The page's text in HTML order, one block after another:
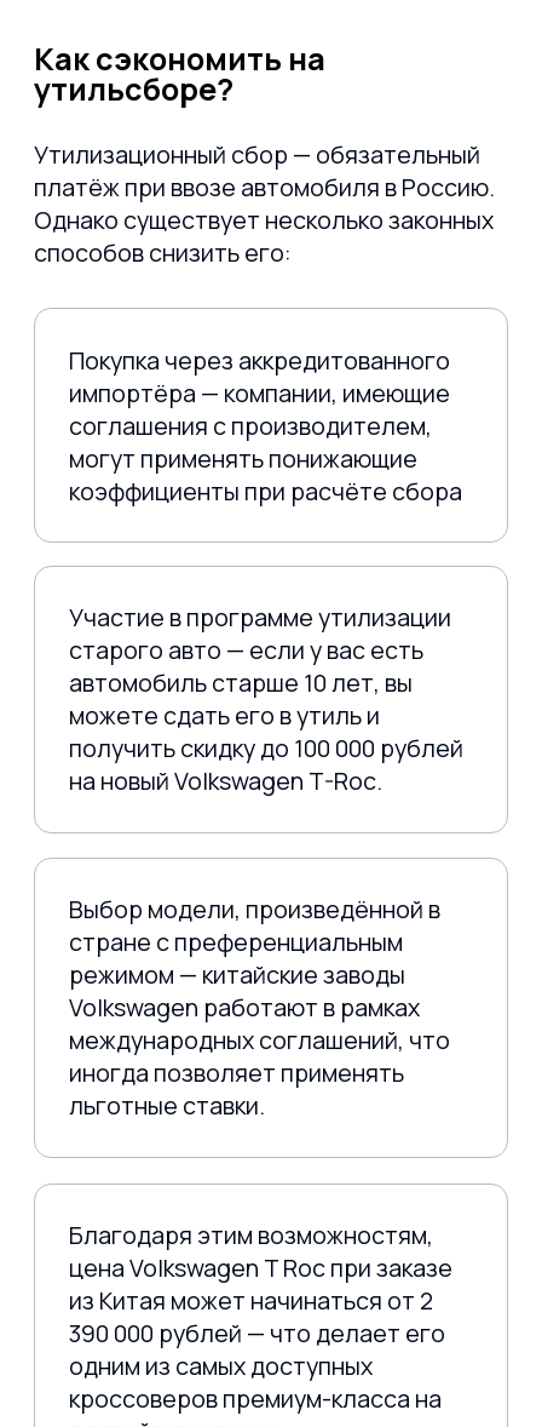
Где и как Volkswagen T Roc
купить?
Мы предлагаем Volkswagen T Roc купить
напрямую с китайского конвейера с
доставкой в любой регион России. Наши
клиенты получают:·
помощь в регистрации в ГИБДД,
возможность оформления в кредит
бесплатную консультацию по
Наши специалисты помогут подобрать
оптимальную версию Volkswagen T Roc
2025, рассчитают итоговую стоимость с
учётом всех льгот и организуют тест-
драйв при наличии демонстрационного
образца.
Volkswagen T Roc — это идеальный
баланс между стилем, качеством и
возможности приобрести автомобиль из
Китая и сэкономить на утильсборе, он
стал ещё доступнее. Независимо от
того, выбираете ли вы базовую
Comfortline для повседневных поездок
или спортивную R-Line для яркой жизни
— Volkswagen T Roc цена оправдает ваши
ожидания.
надёжным немцем по выгодной
стоимости.
stas.eremkin@gmail.com
8 800 600-37-37
АВТО ПОД ЗАКАЗ
ИЗ ЯПОНИИ, КОРЕИ И КИТАЯ